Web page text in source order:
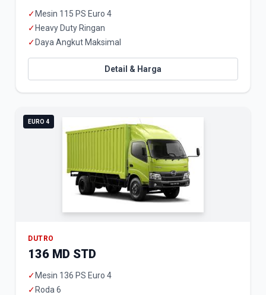
✓ Mesin 115 PS Euro 4
✓ Heavy Duty Ringan
✓ Daya Angkut Maksimal
Detail & Harga
EURO 4
DUTRO
136 MD STD
✓ Mesin 136 PS Euro 4
✓ Roda 6